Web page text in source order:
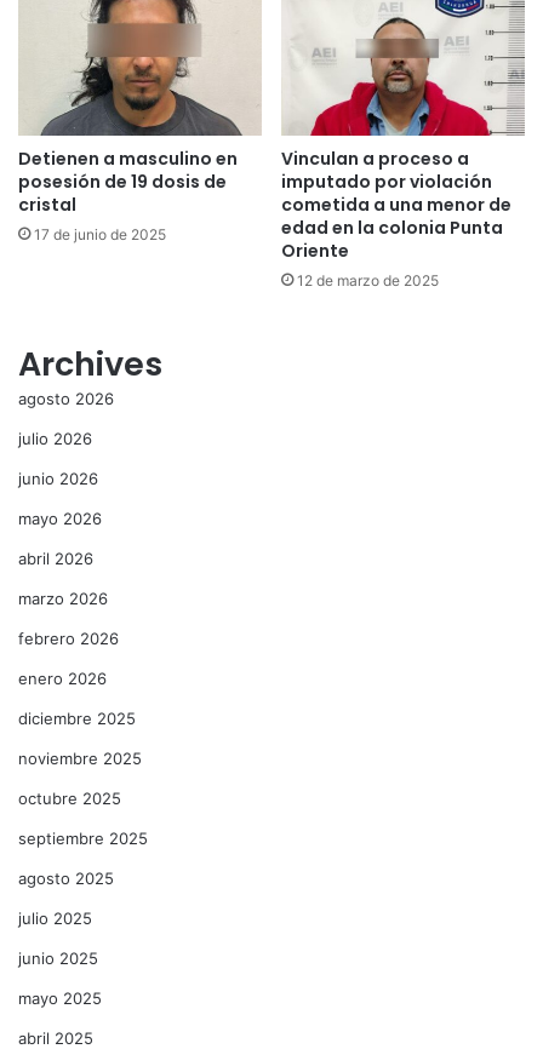
Detienen a masculino en
posesión de 19 dosis de
cristal
17 de junio de 2025
Vinculan a proceso a
imputado por violación
cometida a una menor de
edad en la colonia Punta
Oriente
12 de marzo de 2025
Archives
agosto 2026
julio 2026
junio 2026
mayo 2026
abril 2026
marzo 2026
febrero 2026
enero 2026
diciembre 2025
noviembre 2025
octubre 2025
septiembre 2025
agosto 2025
julio 2025
junio 2025
mayo 2025
abril 2025